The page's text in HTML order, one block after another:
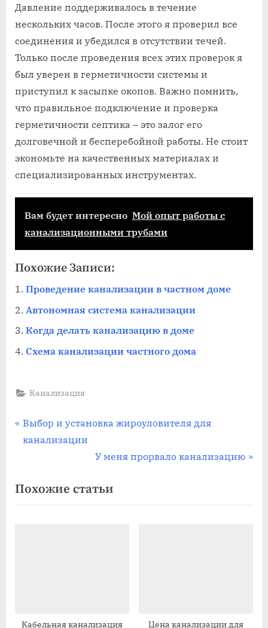
Давление поддерживалось в течение
нескольких часов. После этого я проверил все
соединения и убедился в отсутствии течей.
Только после проведения всех этих проверок я
был уверен в герметичности системы и
приступил к засыпке окопов. Важно помнить,
что правильное подключение и проверка
герметичности септика – это залог его
долговечной и бесперебойной работы. Не стоит
экономьте на качественных материалах и
специализированных инструментах.
Вам будет интересно Мой опыт работы с
канализационными трубами
Похожие Записи:
Проведение канализации в частном доме
Автономная система канализации
Когда делать канализацию в доме
Схема канализации частного дома
Канализация
Навигация
П
р
ы
д
п
Выбор и установка жироуловителя для
канализации
С
е
д
а
У меня прорвало канализацию
Похожие статьи
Кабельная канализация
Цена канализации для